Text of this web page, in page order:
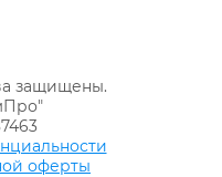
защищены.
оферты